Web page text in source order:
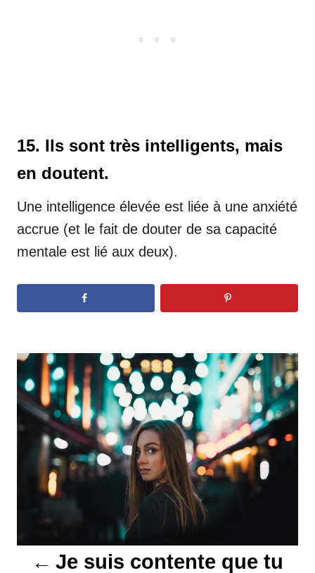
15. Ils sont très intelligents, mais
en doutent.
Une intelligence élevée est liée à une anxiété
accrue (et le fait de douter de sa capacité
mentale est lié aux deux).
N
a
v
Je suis contente que tu